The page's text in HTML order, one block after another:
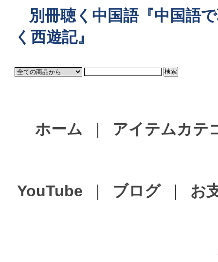
別冊聴く中国語『中国語
く西遊記』
ホーム アイテムカテ
YouTube ブログ お